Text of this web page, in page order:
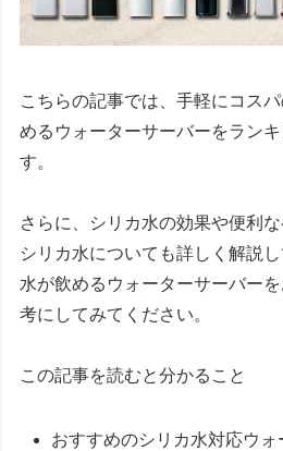
こちらの記事では、手軽にコス
めるウォーターサーバーをラン
す。
さらに、シリカ水の効果や便利
シリカ水についても詳しく解説
水が飲めるウォーターサーバー
考にしてみてください。
この記事を読むと分かること
おすすめのシリカ水対応ウ